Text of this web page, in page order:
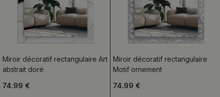
Miroir décoratif rectangulaire Art
abstrait doré
74.99 €
Miroir décoratif rectangulaire
Motif ornement
74.99 €